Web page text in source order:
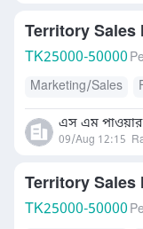
Territory Sales
TK25000-50000
Marketing/Sales
এস এম পাওয়ার
09/Aug 12:15
Territory Sales
TK25000-50000